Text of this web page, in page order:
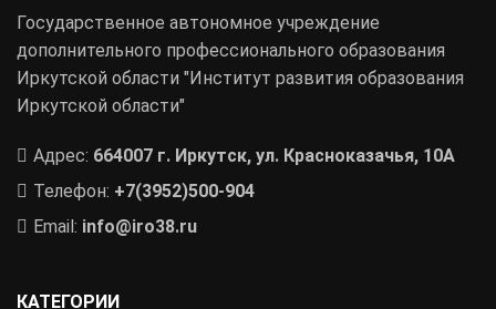
Государственное автономное учреждение
дополнительного профессионального образования
Иркутской области "Институт развития образования
Иркутской области"
Адрес: 664007 г. Иркутск, ул. Красноказачья, 10А
Телефон: +7(3952)500-904
Email: info@iro38.ru
КАТЕГОРИИ